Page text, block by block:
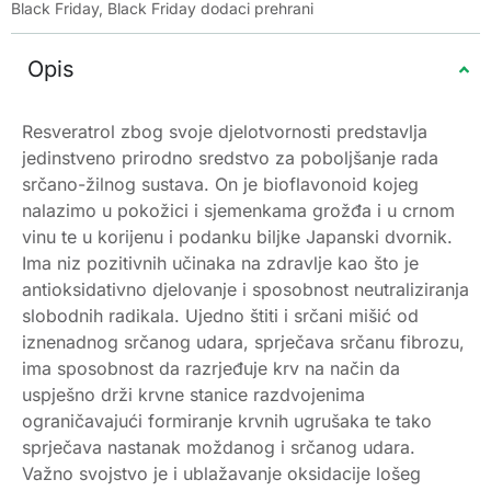
Black Friday, Black Friday dodaci prehrani
Opis
Resveratrol zbog svoje djelotvornosti predstavlja
jedinstveno prirodno sredstvo za poboljšanje rada
srčano-žilnog sustava. On je bioflavonoid kojeg
nalazimo u pokožici i sjemenkama grožđa i u crnom
vinu te u korijenu i podanku biljke Japanski dvornik.
Ima niz pozitivnih učinaka na zdravlje kao što je
antioksidativno djelovanje i sposobnost neutraliziranja
slobodnih radikala. Ujedno štiti i srčani mišić od
iznenadnog srčanog udara, sprječava srčanu fibrozu,
ima sposobnost da razrjeđuje krv na način da
uspješno drži krvne stanice razdvojenima
ograničavajući formiranje krvnih ugrušaka te tako
sprječava nastanak moždanog i srčanog udara.
Važno svojstvo je i ublažavanje oksidacije lošeg